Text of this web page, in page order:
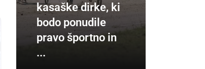
kasaške dirke, ki
bodo ponudile
pravo športno in
...